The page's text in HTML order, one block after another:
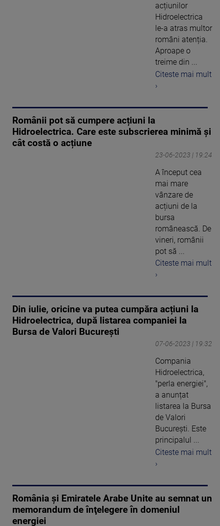
acțiunilor
Hidroelectrica
le-a atras multor
români atenția.
Aproape o
treime din ...
Citeste mai mult
›
Românii pot să cumpere acțiuni la
Hidroelectrica. Care este subscrierea minimă și
cât costă o acțiune
23-06-2023 | 19:24
A început cea
mai mare
vânzare de
acțiuni de la
bursa
românească. De
vineri, românii
pot să ...
Citeste mai mult
›
Din iulie, oricine va putea cumpăra acțiuni la
Hidroelectrica, după listarea companiei la
Bursa de Valori București
07-06-2023 | 19:32
Compania
Hidroelectrica,
"perla energiei",
a anunțat
listarea la Bursa
de Valori
București. Este
principalul ...
Citeste mai mult
›
România și Emiratele Arabe Unite au semnat un
memorandum de înţelegere în domeniul
energiei